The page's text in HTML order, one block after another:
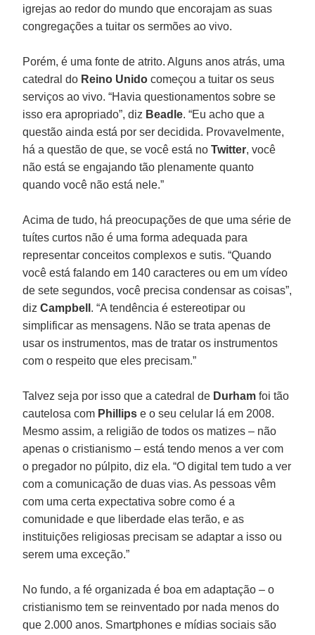
igrejas ao redor do mundo que encorajam as suas
congregações a tuitar os sermões ao vivo.
Porém, é uma fonte de atrito. Alguns anos atrás, uma
catedral do Reino Unido começou a tuitar os seus
serviços ao vivo. “Havia questionamentos sobre se
isso era apropriado”, diz Beadle. “Eu acho que a
questão ainda está por ser decidida. Provavelmente,
há a questão de que, se você está noTwitter, você
não está se engajando tão plenamente quanto
quando você não está nele.”
Acima de tudo, há preocupações de que uma série de
tuítes curtos não é uma forma adequada para
representar conceitos complexos e sutis. “Quando
você está falando em 140 caracteres ou em um vídeo
de sete segundos, você precisa condensar as coisas”,
dizCampbell . “A tendência é estereotipar ou
simplificar as mensagens. Não se trata apenas de
usar os instrumentos, mas de tratar os instrumentos
com o respeito que eles precisam.”
Talvez seja por isso que a catedral de Durham foi tão
cautelosa com Phillips e o seu celular lá em 2008.
Mesmo assim, a religião de todos os matizes – não
apenas o cristianismo – está tendo menos a ver com
o pregador no púlpito, diz ela. “O digital tem tudo a ver
com a comunicação de duas vias. As pessoas vêm
com uma certa expectativa sobre como é a
comunidade e que liberdade elas terão, e as
instituições religiosas precisam se adaptar a isso ou
serem uma exceção.”
No fundo, a fé organizada é boa em adaptação – o
cristianismo tem se reinventado por nada menos do
que 2.000 anos. Smartphones e mídias sociais são